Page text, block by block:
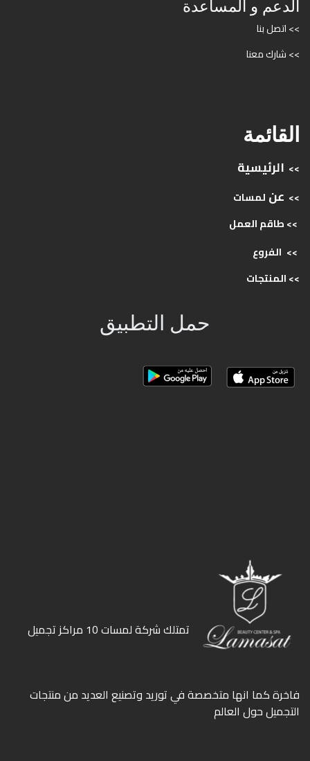
الدعم و المساعدة
>> اتصل بنا
>> شارك معنا
القائمة
>> الرئيسية
>> عن لمسات
>> طاقمالعمل
>> الفروع
>>المنتجات
حمل التطبيق
ﺗﻤﺘﻠﻚ ﺷﺮﻛﺔ ﻟﻤﺴﺎت 10 ﻣﺮاﻛﺰ ﺗﺠﻤﻴﻞ
ﻓﺎﺧﺮة كما انها ﻣﺘﺨﺼﺼﺔ ﻓﻲ ﺗﻮرﻳﺪ وﺗﺼﻨﻴﻊ اﻟﻌﺪﻳﺪ ﻣﻦ ﻣﻨﺘﺠﺎت
اﻟﺘﺠﻤﻴﻞ ﺣﻮل اﻟﻌﺎﻟﻢ